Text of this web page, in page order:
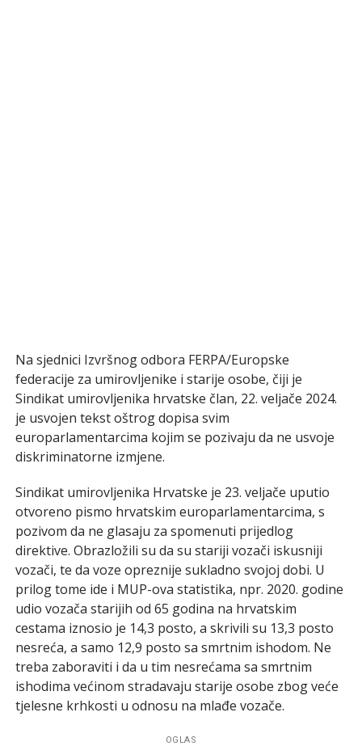
Na sjednici Izvršnog odbora FERPA/Europske
federacije za umirovljenike i starije osobe, čiji je
Sindikat umirovljenika hrvatske član, 22. veljače 2024.
je usvojen tekst oštrog dopisa svim
europarlamentarcima kojim se pozivaju da ne usvoje
diskriminatorne izmjene.
Sindikat umirovljenika Hrvatske je 23. veljače uputio
otvoreno pismo hrvatskim europarlamentarcima, s
pozivom da ne glasaju za spomenuti prijedlog
direktive. Obrazložili su da su stariji vozači iskusniji
vozači, te da voze opreznije sukladno svojoj dobi. U
prilog tome ide i MUP-ova statistika, npr. 2020. godine
udio vozača starijih od 65 godina na hrvatskim
cestama iznosio je 14,3 posto, a skrivili su 13,3 posto
nesreća, a samo 12,9 posto sa smrtnim ishodom. Ne
treba zaboraviti i da u tim nesrećama sa smrtnim
ishodima većinom stradavaju starije osobe zbog veće
tjelesne krhkosti u odnosu na mlađe vozače.
OGLAS